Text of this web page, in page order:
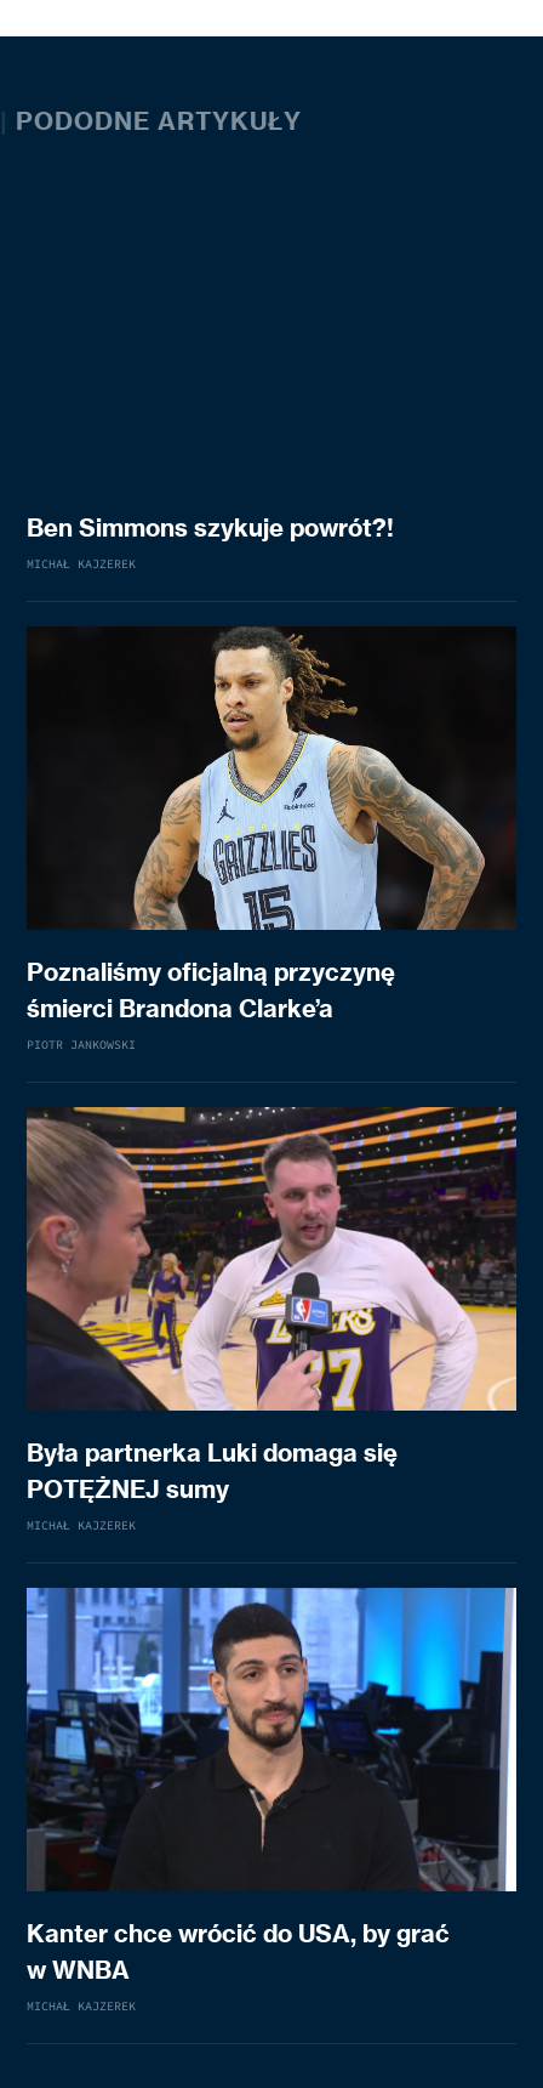
| PODODNE ARTYKUŁY
Ben Simmons szykuje powrót?!
MICHAŁ KAJZEREK
Poznaliśmy oficjalną przyczynę
śmierci Brandona Clarke’a
PIOTR JANKOWSKI
Była partnerka Luki domaga się
POTĘŻNEJ sumy
MICHAŁ KAJZEREK
Kanter chce wrócić do USA, by grać
w WNBA
MICHAŁ KAJZEREK